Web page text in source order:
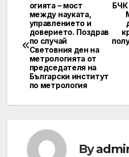
Post
navigation
БЧК
огията – мост
между науката,
управлението и
доверието. Поздрав
по случай
Световния ден на
метрологията от
председателя на
Български институт
по метрология
By